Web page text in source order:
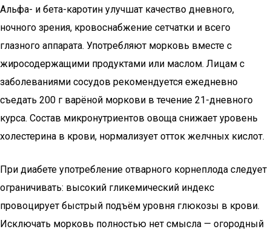
Альфа- и бета-каротин улучшат качество дневного,
ночного зрения, кровоснабжение сетчатки и всего
глазного аппарата. Употребляют морковь вместе с
жиросодержащими продуктами или маслом. Лицам с
заболеваниями сосудов рекомендуется ежедневно
съедать 200 г варёной моркови в течение 21-дневного
курса. Состав микронутриентов овоща снижает уровень
холестерина в крови, нормализует отток желчных кислот.
При диабете употребление отварного корнеплода следует
ограничивать: высокий гликемический индекс
провоцирует быстрый подъём уровня глюкозы в крови.
Исключать морковь полностью нет смысла — огородный